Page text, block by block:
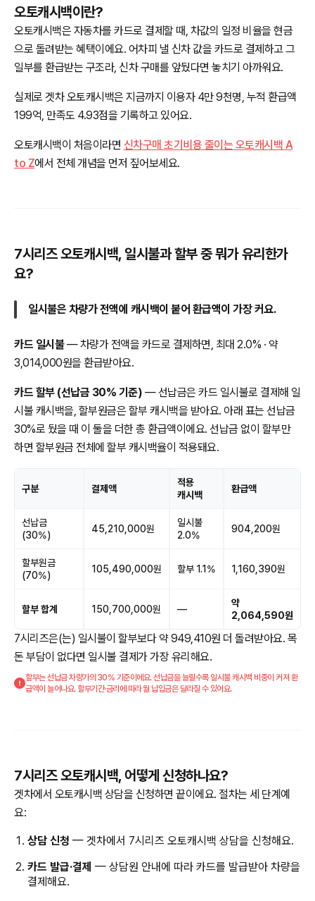
오토캐시백이란?
오토캐시백은 자동차를 카드로 결제할 때, 차값의 일정 비율을 현금
으로 돌려받는 혜택이에요. 어차피 낼 신차 값을 카드로 결제하고 그
일부를 환급받는 구조라, 신차 구매를 앞뒀다면 놓치기 아까워요.
실제로 겟차 오토캐시백은 지금까지 이용자 4만 9천명, 누적 환급액
199억, 만족도 4.93점을 기록하고 있어요.
오토캐시백이 처음이라면 신차구매 초기비용 줄이는 오토캐시백 A
to Z에서 전체 개념을 먼저 짚어보세요.
7시리즈 오토캐시백, 일시불과 할부 중 뭐가 유리한가
요?
일시불은 차량가 전액에 캐시백이 붙어 환급액이 가장 커요.
카드 일시불— 차량가 전액을 카드로 결제하면, 최대 2.0% · 약
3,014,000원을 환급받아요.
카드 할부 (선납금 30% 기준) — 선납금은 카드 일시불로 결제해 일
시불 캐시백을, 할부원금은 할부 캐시백을 받아요. 아래 표는 선납금
30%로 뒀을 때 이 둘을 더한 총 환급액이에요. 선납금 없이 할부만
하면 할부원금 전체에 할부 캐시백율이 적용돼요.
구분 결제액
적용
캐시백
환급액
선납금
(30%)
45,210,000원
일시불
2.0%
904,200원
할부원금
(70%)
105,490,000원 할부 1.1% 1,160,390원
할부 합계 150,700,000원 —
약
2,064,590원
7시리즈은(는) 일시불이 할부보다 약 949,410원 더 돌려받아요. 목
돈 부담이 없다면 일시불 결제가 가장 유리해요.
할부는 선납금 차량가의 30% 기준이에요. 선납금을 늘릴수록 일시불 캐시백 비중이 커져 환
급액이 늘어나요. 할부기간·금리에 따라 월 납입금은 달라질 수 있어요.
7시리즈 오토캐시백, 어떻게 신청하나요?
겟차에서 오토캐시백 상담을 신청하면 끝이에요. 절차는 세 단계예
요:
상담 신청 — 겟차에서 7시리즈 오토캐시백 상담을 신청해요.
카드 발급·결제 — 상담원 안내에 따라 카드를 발급받아 차량을
결제해요.